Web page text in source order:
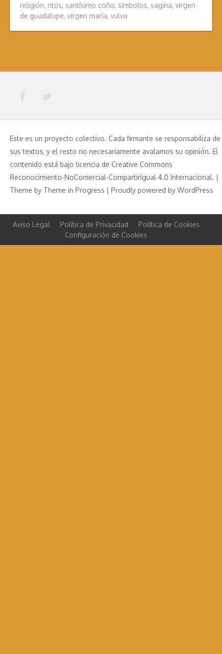
religión, ritos, santísimo coño, símbolos, vagina, virgen
de guadalupe, virgen maría, vulva
Este es un proyecto colectivo. Cada firmante se responsabiliza de
sus textos, y el resto no necesariamente avalamos su opinión. El
contenido está bajo licencia de Creative Commons
Reconocimiento-NoComercial-CompartirIgual 4.0 Internacional. |
Theme by Theme in Progress | Proudly powered by WordPress
Aviso Legal Política de Privacidad
Política de Cookies
Configuración de Cookies